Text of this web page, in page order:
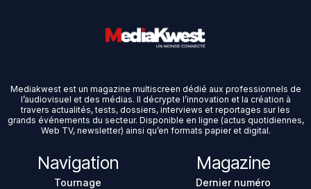
Mediakwest est un magazine multiscreen dédié aux professionnels de
l’audiovisuel et des médias. Il décrypte l’innovation et la création à
travers actualités, tests, dossiers, interviews et reportages sur les
grands événements du secteur. Disponible en ligne (actus quotidiennes,
Web TV, newsletter) ainsi qu’en formats papier et digital.
Navigation
Tournage
Magazine
Dernier numéro